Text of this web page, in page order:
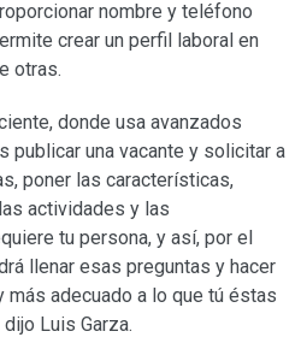
nombre y teléfono
crear un perfil laboral en
otras.
donde usa avanzados
publicar una vacante y solicitar a
poner las características,
actividades y las
tu persona, y así, por el
llenar esas preguntas y hacer
más adecuado a lo que tú éstas
Luis Garza.